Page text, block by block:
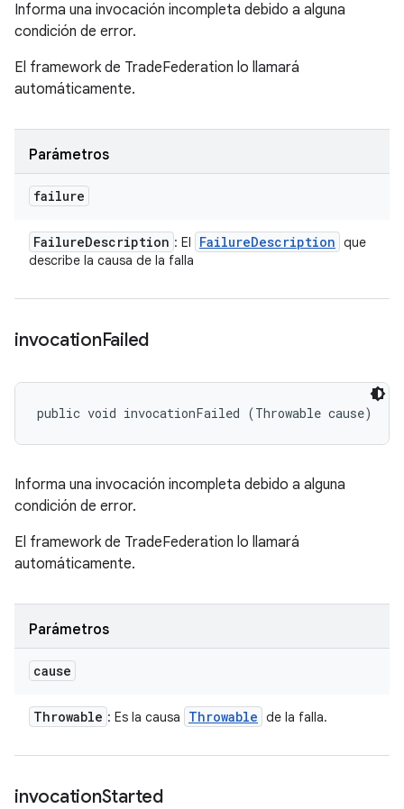
Informa una invocación incompleta debido a alguna
condición de error.
El framework de TradeFederation lo llamará
automáticamente.
Parámetros
failure
FailureDescription : El FailureDescription que
describe la causa de la falla
invocationFailed
public void invocationFailed (Throwable cause)
Informa una invocación incompleta debido a alguna
condición de error.
El framework de TradeFederation lo llamará
automáticamente.
Parámetros
cause
Throwable : Es la causa Throwable de la falla.
invocationStarted